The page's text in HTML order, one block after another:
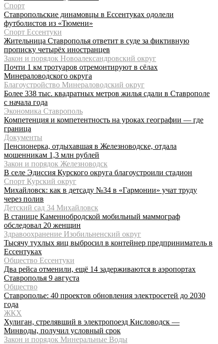
Спорт
Ставропольские динамовцы в Ессентуках одолели
футболистов из «Тюмени»
Спорт Ессентуки
Жительница Ставрополья ответит в суде за фиктивную
прописку четырёх иностранцев
Закон и порядок Новоалександровский округ
Почти 1 км тротуаров отремонтируют в сёлах
Минераловодского округа
Благоустройство Минераловодский округ
Более 338 тыс. квадратных метров жилья сдали в Ставрополе
с начала года
Экономика Ставрополь
Компетенция и компетентность на уроках географии — где
граница
Документы
Пенсионерка, отдыхавшая в Железноводске, отдала
мошенникам 1,3 млн рублей
Закон и порядок Железноводск
В селе Эдиссия Курского округа благоустроили стадион
Спорт Курский округ
Михайловск: как в детсаду №34 в «Гармонии» учат труду
через полив
Детский сад 34 Михайловск
В станице Каменнобродской мобильный маммограф
обследовал 20 женщин
Здравоохранение Изобильненский округ
Тысячу тухлых яиц выбросил в контейнер предприниматель в
Ессентуках
Общество Ессентуки
Два рейса отменили, ещё 14 задерживаются в аэропортах
Ставрополья 9 августа
Общество
Ставрополье: 40 проектов обновления электросетей до 2030
года
ЖКХ
Хулиган, стрелявший в электропоезд Кисловодск —
Минводы, получил условный срок
Закон и порядок Минеральные Воды